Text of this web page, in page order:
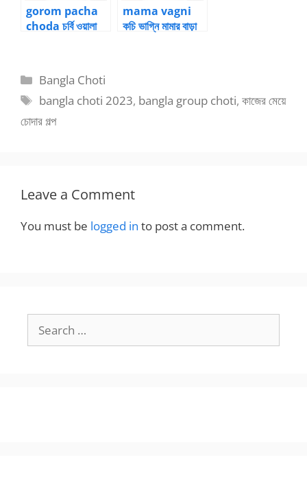
gorom pacha
choda চর্বি ওয়ালা
mama vagni
কচি ভাগ্নি মামার বাড়া
Categories
Bangla Choti
Tags
bangla choti 2023, bangla group choti,কাজের মেয়ে
চোদার গল্প
Leave a Comment
You must be logged in to post a comment.
for: